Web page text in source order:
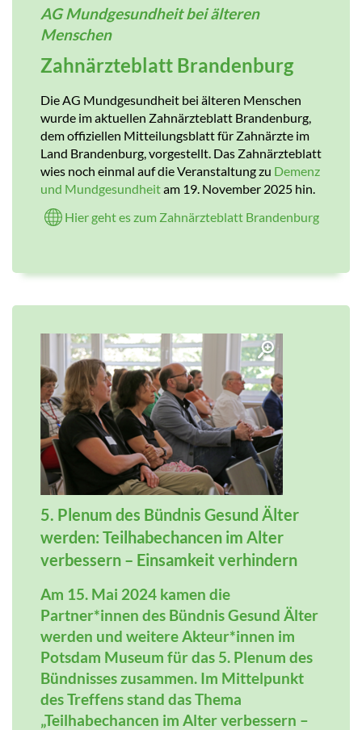
AG Mundgesundheit bei älteren
Menschen
Zahnärzteblatt Brandenburg
Die AG Mundgesundheit bei älteren Menschen
wurde im aktuellen Zahnärzteblatt Brandenburg,
dem offiziellen Mitteilungsblatt für Zahnärzte im
Land Brandenburg, vorgestellt. Das Zahnärzteblatt
wies noch einmal auf die Veranstaltung zu Demenz
und Mundgesundheitam 19. November 2025 hin.
Hier geht es zum Zahnärzteblatt Brandenburg
5. Plenum des Bündnis Gesund Älter
werden: Teilhabechancen im Alter
verbessern – Einsamkeit verhindern
Am 15. Mai 2024 kamen die
Partner*innen des Bündnis Gesund Älter
werden und weitere Akteur*innen im
Potsdam Museum für das 5. Plenum des
Bündnisses zusammen. Im Mittelpunkt
des Treffens stand das Thema
„Teilhabechancen im Alter verbessern –